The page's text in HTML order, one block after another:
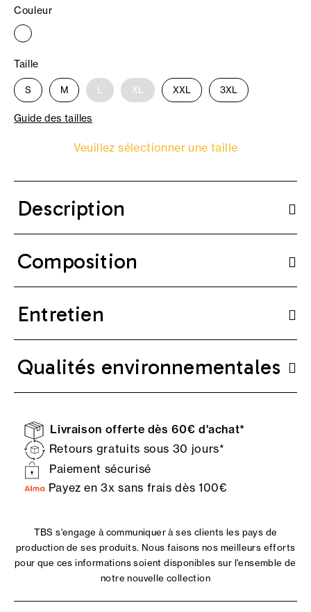
Couleur
Taille
S M L XL XXL 3XL
Guide des tailles
Veuillez sélectionner une taille
Description
Composition
Entretien
Qualités environnementales
Livraison offerte dès 60€ d'achat*
Retours gratuits sous 30 jours*
Paiement sécurisé
Payez en 3x sans frais dès 100€
TBS s'engage à communiquer à ses clients les pays de
production de ses produits. Nous faisons nos meilleurs efforts
pour que ces informations soient disponibles sur l'ensemble de
notre nouvelle collection